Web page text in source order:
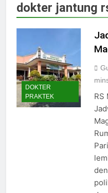
15/
15/
15/
15/
dokter jantung
DOKTER
PRAKTEK
RS